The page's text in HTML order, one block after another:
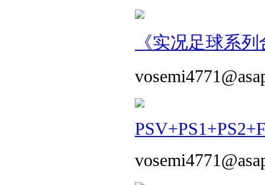
《实况足球系